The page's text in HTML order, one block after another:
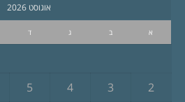
אוגוסט 2026
א ב ג ד
2
3
4
5